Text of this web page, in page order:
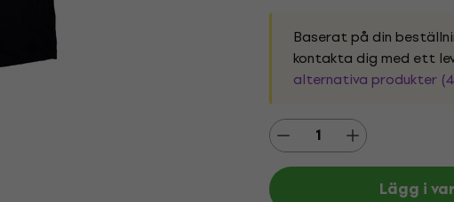
Baserat på din
kontakta dig med ett
alternativa produkter
Lägg i